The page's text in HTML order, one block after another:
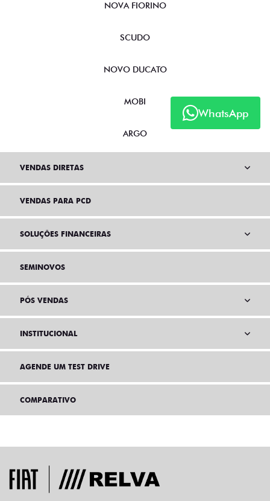
WhatsApp
NOVA FIORINO
SCUDO
NOVO DUCATO
MOBI
ARGO
VENDAS DIRETAS
VENDAS PARA PCD
SOLUÇÕES FINANCEIRAS
SEMINOVOS
PÓS VENDAS
INSTITUCIONAL
AGENDE UM TEST DRIVE
COMPARATIVO